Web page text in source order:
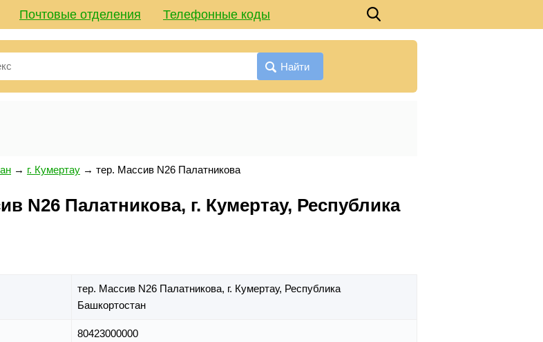
Почтовые отделения Телефонные коды
Найти
→ г. Кумертау → тер. Массив N26 Палатникова
N26 Палатникова, г. Кумертау, Республика
тер. Массив N26 Палатникова, г. Кумертау, Республика
Башкортостан
80423000000